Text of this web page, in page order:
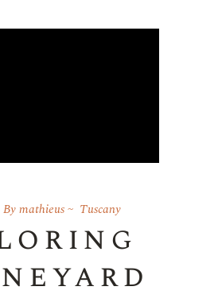
Bymathieus Tuscany